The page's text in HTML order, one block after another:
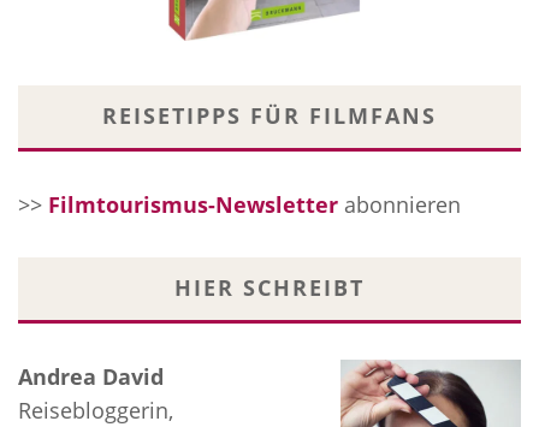
REISETIPPS FÜR FILMFANS
>> Filmtourismus-Newsletter abonnieren
HIER SCHREIBT
Andrea David
Reisebloggerin,